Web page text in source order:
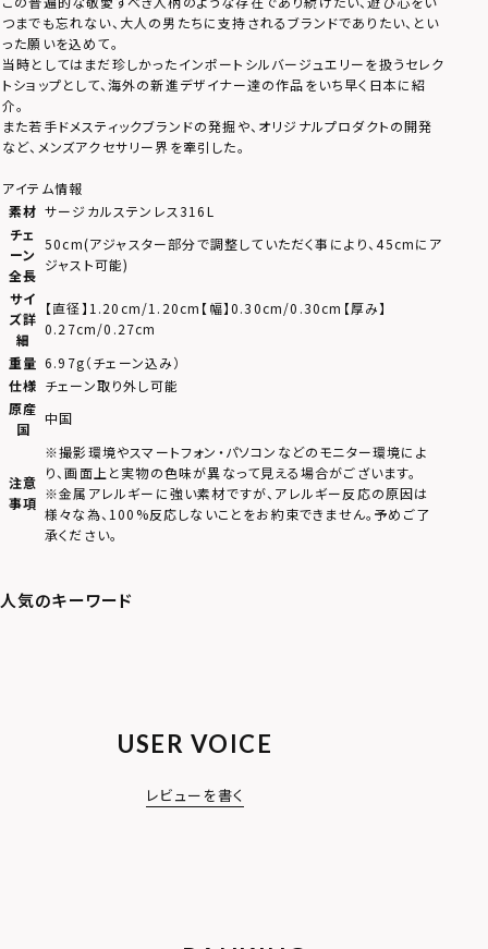
つまでも忘れない、大人の男たちに支持されるブランドでありたい、とい
った願いを込めて。
当時としてはまだ珍しかったインポートシルバージュエリーを扱うセレク
トショップとして、海外の新進デザイナー達の作品をいち早く日本に紹
介。
また若手ドメスティックブランドの発掘や、オリジナルプロダクトの開発
など、メンズアクセサリー界を牽引した。
アイテム情報
素材 サージカルステンレス316L
チェ
ーン
全長
50cm(アジャスター部分で調整していただく事により、45cmにア
ジャスト可能)
サイ
ズ詳
細
【直径】1.20cm/1.20cm【幅】0.30cm/0.30cm【厚み】
0.27cm/0.27cm
重量 6.97g（チェーン込み）
仕様 チェーン取り外し可能
原産
国
中国
注意
事項
※撮影環境やスマートフォン・パソコンなどのモニター環境によ
り、画面上と実物の色味が異なって見える場合がございます。
※金属アレルギーに強い素材ですが、アレルギー反応の原因は
様々な為、100%反応しないことをお約束できません。予めご了
承ください。
USER VOICE
レビューを書く